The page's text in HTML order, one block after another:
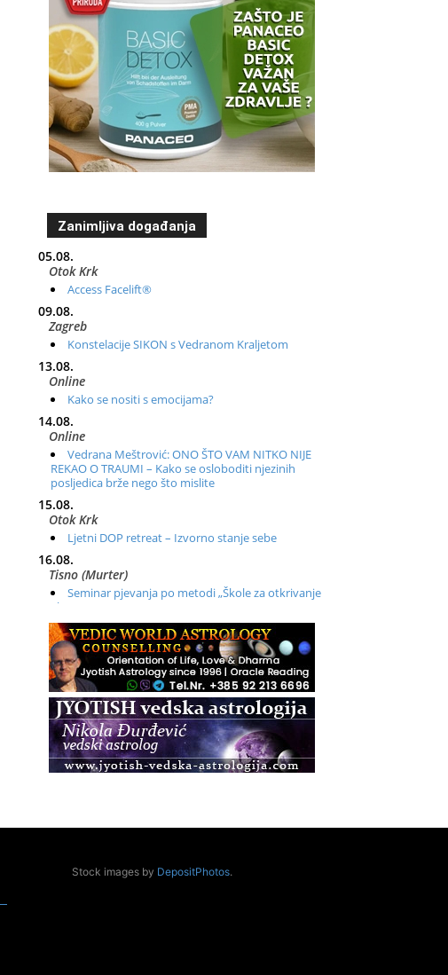
Zanimljiva događanja
05.08.
Otok Krk
Access Facelift®
09.08.
Zagreb
Konstelacije SIKON s Vedranom Kraljetom
13.08.
Online
Kako se nositi s emocijama?
14.08.
Online
Vedrana Meštrović: ONO ŠTO VAM NITKO NIJE
REKAO O TRAUMI – Kako se osloboditi njezinih
posljedica brže nego što mislite
15.08.
Otok Krk
Ljetni DOP retreat – Izvorno stanje sebe
16.08.
Tisno (Murter)
Seminar pjevanja po metodi „Škole za otkrivanje
glasa“
20.08.
Online
Radionica: Pomagači iz drugih dimenzija Online –
otvoreno za sve
21.08.
Zagreb+Online
Osnovni ThetaHealing® tečaj, Zagreb i Online
22.08.
Pula
ZagrebStock images by DepositPhotos.